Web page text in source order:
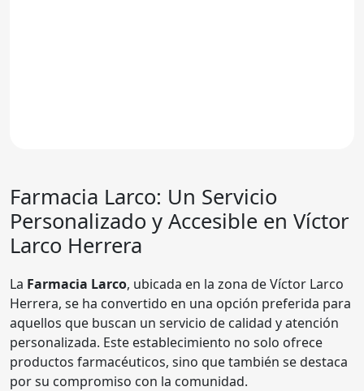
Farmacia Larco: Un Servicio
Personalizado y Accesible en Víctor
Larco Herrera
La Farmacia Larco, ubicada en la zona de Víctor Larco
Herrera, se ha convertido en una opción preferida para
aquellos que buscan un servicio de calidad y atención
personalizada. Este establecimiento no solo ofrece
productos farmacéuticos, sino que también se destaca
por su compromiso con la comunidad.